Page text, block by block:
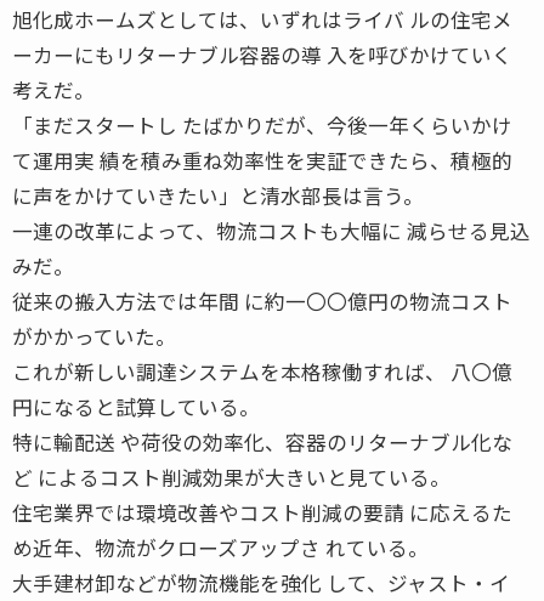
旭化成ホームズとしては、いずれはライバ ルの住宅メ
ーカーにもリターナブル容器の導 入を呼びかけていく
考えだ。
「まだスタートし たばかりだが、今後一年くらいかけ
て運用実 績を積み重ね効率性を実証できたら、積極的
に声をかけていきたい」と清水部長は言う。
一連の改革によって、物流コストも大幅に 減らせる見込
みだ。
従来の搬入方法では年間 に約一〇〇億円の物流コスト
がかかっていた。
これが新しい調達システムを本格稼働すれば、 八〇億
円になると試算している。
特に輸配送 や荷役の効率化、容器のリターナブル化な
ど によるコスト削減効果が大きいと見ている。
住宅業界では環境改善やコスト削減の要請 に応えるた
め近年、物流がクローズアップさ れている。
大手建材卸などが物流機能を強化 して、ジャスト・イ